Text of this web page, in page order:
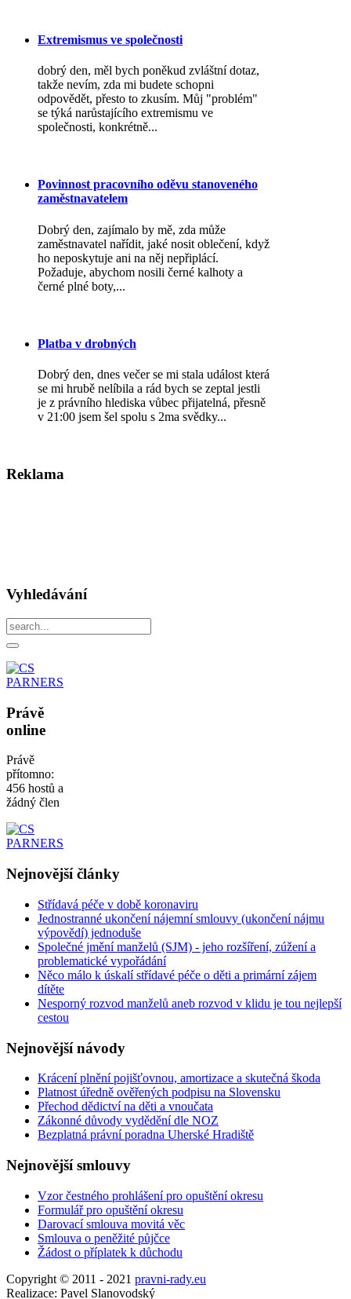
Extremismus ve společnosti
dobrý den, měl bych poněkud zvláštní dotaz,
takže nevím, zda mi budete schopni
odpovědět, přesto to zkusím. Můj "problém"
se týká narůstajícího extremismu ve
společnosti, konkrétně...
Povinnost pracovního oděvu stanoveného
zaměstnavatelem
Dobrý den, zajímalo by mě, zda může
zaměstnavatel nařídit, jaké nosit oblečení, když
ho neposkytuje ani na něj nepřiplácí.
Požaduje, abychom nosili černé kalhoty a
černé plné boty,...
Platba v drobných
Dobrý den, dnes večer se mi stala událost která
se mi hrubě nelíbila a rád bych se zeptal jestli
je z právního hlediska vůbec přijatelná, přesně
v 21:00 jsem šel spolu s 2ma svědky...
Reklama
Vyhledávání
Právě
online
Právě
přítomno:
456 hostů a
žádný člen
Nejnovějšíčlánky
Střídavá péče v době koronaviru
Jednostranné ukončení nájemní smlouvy (ukončení nájmu
výpovědí) jednoduše
Společné jmění manželů (SJM) - jeho rozšíření, zúžení a
problematické vypořádání
Něco málo k úskalí střídavé péče o děti a primární zájem
dítěte
Nesporný rozvod manželů aneb rozvod v klidu je tou nejlepší
cestou
Nejnovějšínávody
Krácení plnění pojišťovnou, amortizace a skutečná škoda
Platnost úředně ověřených podpisu na Slovensku
Přechod dědictví na děti a vnoučata
Zákonné důvody vydědění dle NOZ
Bezplatná právní poradna Uherské Hradiště
Nejnovějšísmlouvy
Vzor čestného prohlášení pro opuštění okresu
Formulář pro opuštění okresu
Darovací smlouva movitá věc
Smlouva o peněžité půjčce
Žádost o příplatek k důchodu
Copyright © 2011 - 2021 pravni-rady.eu
Realizace: Pavel Slanovodský